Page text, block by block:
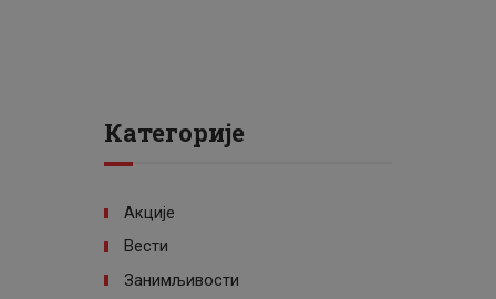
Категорије
Акције
Вести
Занимљивости